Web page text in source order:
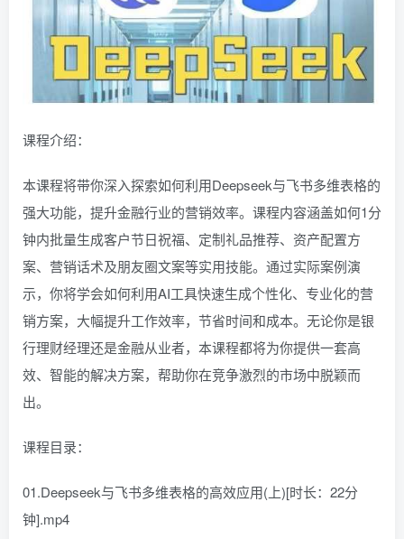
课程介绍：
本课程将带你深入探索如何利用Deepseek与飞书多维表格的
强大功能，提升金融行业的营销效率。课程内容涵盖如何1分
钟内批量生成客户节日祝福、定制礼品推荐、资产配置方
案、营销话术及朋友圈文案等实用技能。通过实际案例演
示，你将学会如何利用AI工具快速生成个性化、专业化的营
销方案，大幅提升工作效率，节省时间和成本。无论你是银
行理财经理还是金融从业者，本课程都将为你提供一套高
效、智能的解决方案，帮助你在竞争激烈的市场中脱颖而
出。
课程目录：
01.Deepseek与飞书多维表格的高效应用(上)[时长：22分
钟].mp4